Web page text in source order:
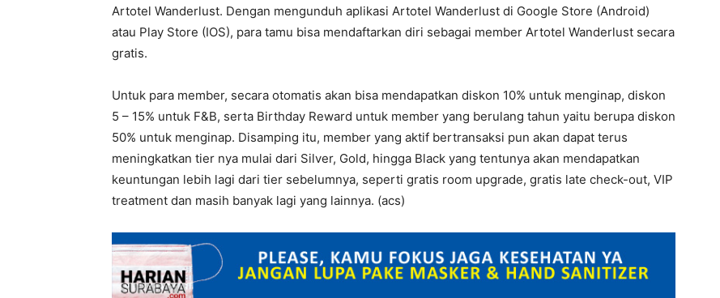
Artotel Wanderlust. Dengan mengunduh aplikasi Artotel Wanderlust di Google Store (Android)
atau Play Store (IOS), para tamu bisa mendaftarkan diri sebagai member Artotel Wanderlust secara
gratis.
Untuk para member, secara otomatis akan bisa mendapatkan diskon 10% untuk menginap, diskon
5 – 15% untuk F&B, serta Birthday Reward untuk member yang berulang tahun yaitu berupa diskon
50% untuk menginap. Disamping itu, member yang aktif bertransaksi pun akan dapat terus
meningkatkan tier nya mulai dari Silver, Gold, hingga Black yang tentunya akan mendapatkan
keuntungan lebih lagi dari tier sebelumnya, seperti gratis room upgrade, gratis late check-out, VIP
treatment dan masih banyak lagi yang lainnya. (acs)